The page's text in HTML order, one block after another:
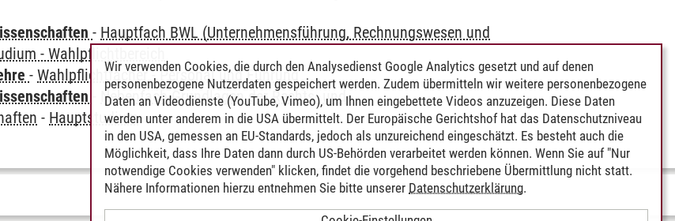
- Hauptfach BWL (Unternehmensführung, Rechnungswesen und
- Wahlpflichtbereich
-Wahlpflichtfächer-Personal und Führung
Nebenfach Grundlagen der Rechts- und
- Hauptstudium
Wir verwenden Cookies, die durch den Analysedienst Google Analytics gesetzt und auf denen
personenbezogene Nutzerdaten gespeichert werden. Zudem übermitteln wir weitere personenbezogene
Daten an Videodienste (YouTube, Vimeo), um Ihnen eingebettete Videos anzuzeigen. Diese Daten
werden unter anderem in die USA übermittelt. Der Europäische Gerichtshof hat das Datenschutzniveau
in den USA, gemessen an EU-Standards, jedoch als unzureichend eingeschätzt. Es besteht auch die
Möglichkeit, dass Ihre Daten dann durch US-Behörden verarbeitet werden können. Wenn Sie auf "Nur
notwendige Cookies verwenden" klicken, findet die vorgehend beschriebene Übermittlung nicht statt.
Nähere Informationen hierzu entnehmen Sie bitte unserer Datenschutzerklärung.